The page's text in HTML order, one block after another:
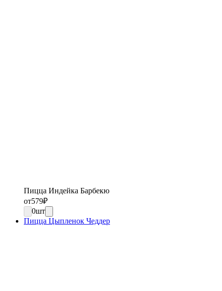
Пицца Индейка Барбекю
от579₽
0шт
Пицца Цыпленок Чеддер